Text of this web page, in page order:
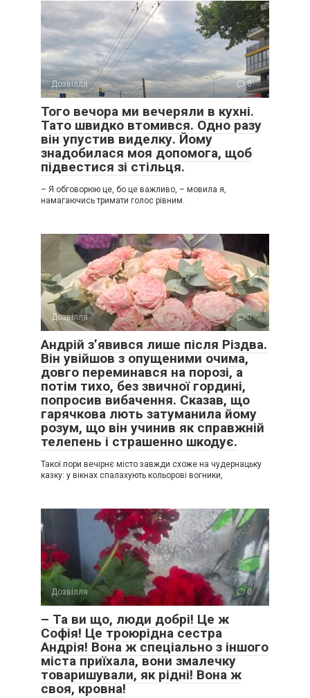
Дозвілля 0
Того вечора ми вечеряли в кухні.
Тато швидко втомився. Одно разу
він упустив виделку. Йому
знадобилася моя допомога, щоб
підвестися зі стільця.
– Я обговорюю це, бо це важливо, – мовила я,
намагаючись тримати голос рівним.
Дозвілля 0
Андрій з’явився лише після Різдва.
Він увійшов з опущеними очима,
довго переминався на порозі, а
потім тихо, без звичної гордині,
попросив вибачення. Сказав, що
гарячкова лють затуманила йому
розум, що він учинив як справжній
телепень і страшенно шкодує.
Такої пори вечірнє місто завжди схоже на чудернацьку
казку: у вікнах спалахують кольорові вогники,
Дозвілля 0
– Та ви що, люди добрі! Це ж
Софія! Це троюрідна сестра
Андрія! Вона ж спеціально з іншого
міста приїхала, вони змалечку
товаришували, як рідні! Вона ж
своя, кровна!